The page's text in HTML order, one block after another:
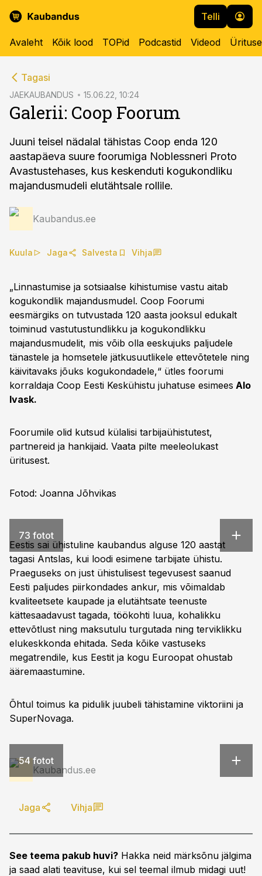
Telli
Avaleht Kõik lood TOPid Podcastid Videod
Tagasi
JAEKAUBANDUS 15.06.22, 10:24
Galerii: Coop Foorum
Juuni teisel nädalal tähistas Coop enda 120
aastapäeva suure foorumiga Noblessneri Proto
Avastustehases, kus keskenduti kogukondliku
majandusmudeli elutähtsale rollile.
Kaubandus.ee
Kuula Jaga Salvesta Vihja
„Linnastumise ja sotsiaalse kihistumise vastu aitab
kogukondlik majandusmudel. Coop Foorumi
eesmärgiks on tutvustada 120 aasta jooksul edukalt
toiminud vastutustundlikku ja kogukondlikku
majandusmudelit, mis võib olla eeskujuks paljudele
tänastele ja homsetele jätkusuutlikele ettevõtetele ning
käivitavaks jõuks kogukondadele,“ ütles foorumi
korraldaja Coop Eesti Keskühistu juhatuse esimees Alo
Ivask.
Foorumile olid kutsud külalisi tarbijaühistutest,
partnereid ja hankijaid. Vaata pilte meeleolukast
üritusest.
Fotod: Joanna Jõhvikas
73 fotot
Eestis sai ühistuline kaubandus alguse 120 aastat
tagasi Antslas, kui loodi esimene tarbijate ühistu.
Praeguseks on just ühistulisest tegevusest saanud
Eesti paljudes piirkondades ankur, mis võimaldab
kvaliteetsete kaupade ja elutähtsate teenuste
kättesaadavust tagada, töökohti luua, kohalikku
ettevõtlust ning maksutulu turgutada ning terviklikku
elukeskkonda ehitada. Seda kõike vastuseks
megatrendile, kus Eestit ja kogu Euroopat ohustab
ääremaastumine.
Õhtul toimus ka pidulik juubeli tähistamine viktoriini ja
SuperNovaga.
54 fotot
Kaubandus.ee
Jaga Vihja
See teema pakub huvi? Hakka neid märksõnu jälgima
ja saad alati teavituse, kui sel teemal ilmub midagi uut!